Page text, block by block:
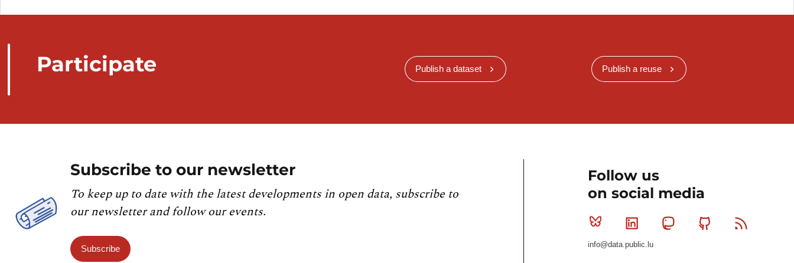
Participate Publish a dataset Publish a reuse
Subscribe to our newsletter
To keep up to date with the latest developments in open data, subscribe to
our newsletter and follow our events.
Subscribe
Follow us
on social media
Bluesky Linkedin MastodonGithub
info@data.public.lu